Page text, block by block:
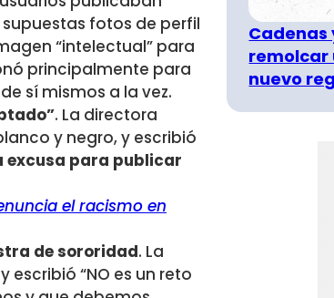
fotos de perfil
“intelectual” para
principalmente para
sí mismos a la vez.
. La directora
y negro, y escribió
excusa para publicar
el racismo en
de sororidad. La
escribió “NO es un reto
Cadenas
remolcar
nuevo